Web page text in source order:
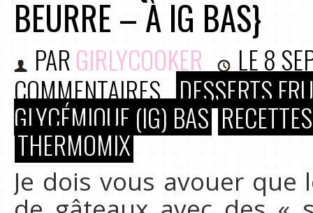
BEURRE – À IG BAS}
PAR GIRLYCOOKER LE8
COMMENTAIRES DESSERTS
GLYCÉMIQUE (IG) BAS RECETTES
THERMOMIX
Je dois vous avouer